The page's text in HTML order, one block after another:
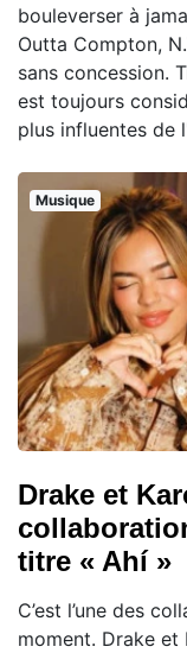
bouleverser à
Outta Compton,
sans concession.
est toujours
plus influentes de
Musique
Drake et
titre « Ahí »
C’est l’une des
moment. Drake et